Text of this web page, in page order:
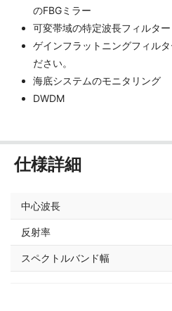
のFBGミラー
可変帯域の特定波長フィルター
ゲインフラットニングフィル
ださい。
海底システムのモニタリング
DWDM
仕様詳細
中心波長
反射率
スペクトルバンド幅